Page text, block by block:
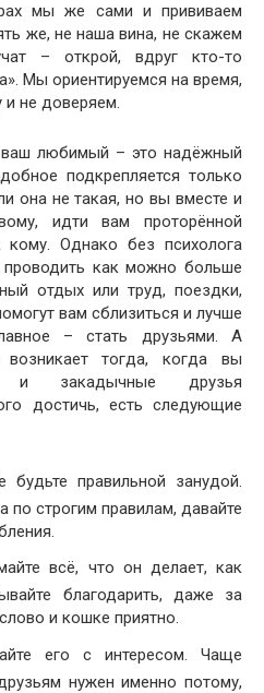
мы же сами и прививаем
же, не наша вина, не скажем
– открой, вдруг кто-то
Мы ориентируемся на время,
не доверяем.
любимый – это надёжный
подкрепляется только
она не такая, но вы вместе и
идти вам проторённой
Однако без психолога
как можно больше
отдых или труд, поездки,
вам сблизиться и лучше
– стать друзьями. А
тогда, когда вы
и закадычные друзья
достичь, есть следующие
правильной занудой.
по строгим правилам, давайте
всё, что он делает, как
благодарить, даже за
и кошке приятно.
его с интересом. Чаще
нужен именно потому,